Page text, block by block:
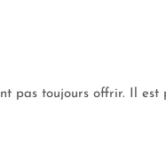
pas toujours offrir. Il est